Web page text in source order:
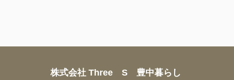
株式会社 Three S 豊中暮らし